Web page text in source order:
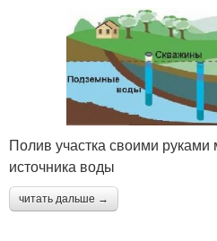
Полив участка своими
источника воды
читать дальше →